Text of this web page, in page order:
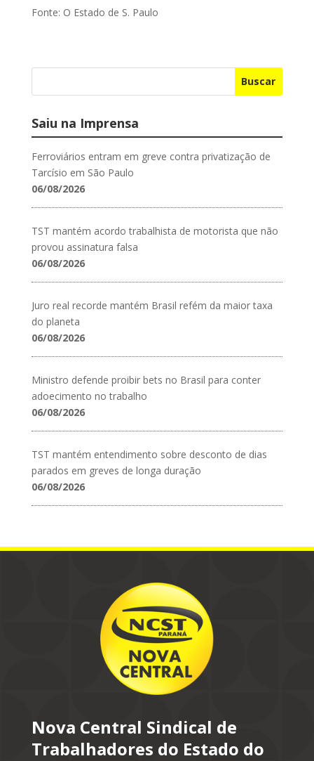
Fonte: O Estado de S. Paulo
Buscar
Saiu na Imprensa
Ferroviários entram em greve contra privatização de
Tarcísio em São Paulo
06/08/2026
TST mantém acordo trabalhista de motorista que não
provou assinatura falsa
06/08/2026
Juro real recorde mantém Brasil refém da maior taxa
do planeta
06/08/2026
Ministro defende proibir bets no Brasil para conter
adoecimento no trabalho
06/08/2026
TST mantém entendimento sobre desconto de dias
parados em greves de longa duração
06/08/2026
Nova Central Sindical de
Trabalhadores do Estado do